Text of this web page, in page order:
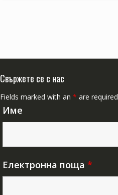
Свържете се с нас
Fields marked with an * are required
Име
Електронна поща *